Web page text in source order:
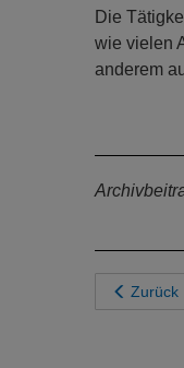
Die
wie vielen
anderem
Zurück